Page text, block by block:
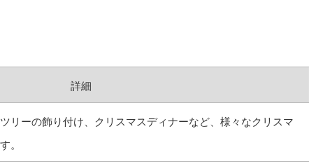
詳細
リーの飾り付け、クリスマスディナーなど、様々なクリスマ
。